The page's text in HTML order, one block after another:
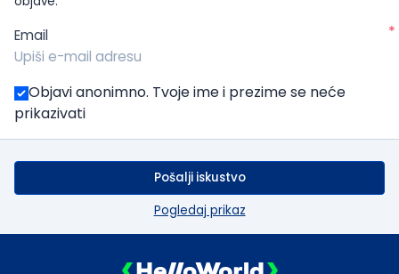
Email *
Objavi anonimno. Tvoje ime i prezime se neće
prikazivati
Pošalji iskustvo
Pogledaj prikaz